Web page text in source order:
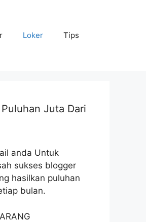
Loker Tips
Juta Dari
anda Untuk
sukses blogger
hasilkan puluhan
bulan.